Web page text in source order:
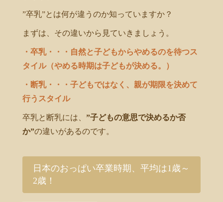
”卒乳”とは何が違うのか知っていますか？
まずは、その違いから見ていきましょう。
・卒乳・・・自然と子どもからやめるのを待つス
タイル（やめる時期は子どもが決める。）
・断乳・・・子どもではなく、親が期限を決めて
行うスタイル
卒乳と断乳には、 ”子どもの意思で決めるか否
か”の違いがあるのです。
日本のおっぱい卒業時期、平均は1歳～
2歳！